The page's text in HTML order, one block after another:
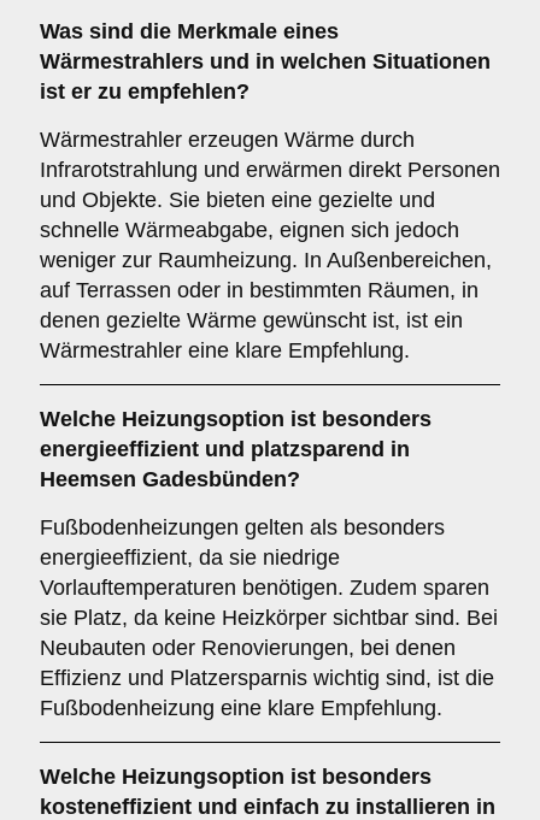
Was sind die Merkmale eines
Wärmestrahlers und in welchen Situationen
ist er zu empfehlen?
Wärmestrahler erzeugen Wärme durch
Infrarotstrahlung und erwärmen direkt Personen
und Objekte. Sie bieten eine gezielte und
schnelle Wärmeabgabe, eignen sich jedoch
weniger zur Raumheizung. In Außenbereichen,
auf Terrassen oder in bestimmten Räumen, in
denen gezielte Wärme gewünscht ist, ist ein
Wärmestrahler eine klare Empfehlung.
Welche Heizungsoption ist besonders
energieeffizient und platzsparend in
Heemsen Gadesbünden?
Fußbodenheizungen gelten als besonders
energieeffizient, da sie niedrige
Vorlauftemperaturen benötigen. Zudem sparen
sie Platz, da keine Heizkörper sichtbar sind. Bei
Neubauten oder Renovierungen, bei denen
Effizienz und Platzersparnis wichtig sind, ist die
Fußbodenheizung eine klare Empfehlung.
Welche Heizungsoption ist besonders
kosteneffizient und einfach zu installieren in